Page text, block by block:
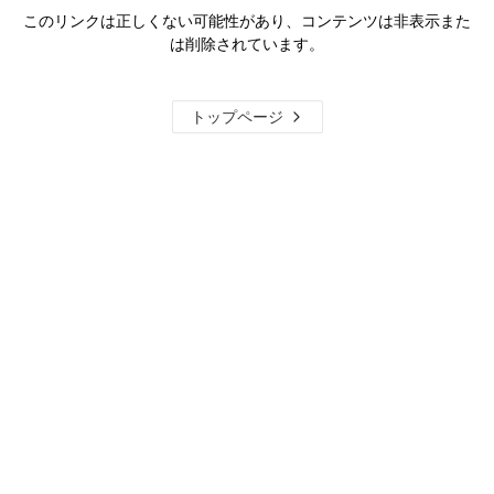
このリンクは正しくない可能性があり、コンテンツは非表示また
は削除されています。
トップページ